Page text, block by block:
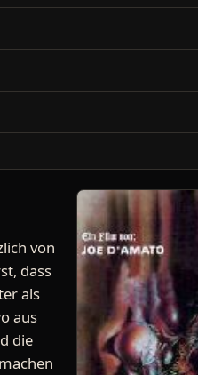
von
dass
als
aus
die